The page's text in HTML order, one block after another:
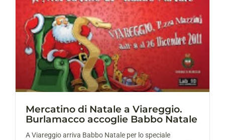
Mercatino di Natale a Viareggio.
Burlamacco accoglie Babbo Natale
A Viareggio arriva Babbo Natale per lo speciale